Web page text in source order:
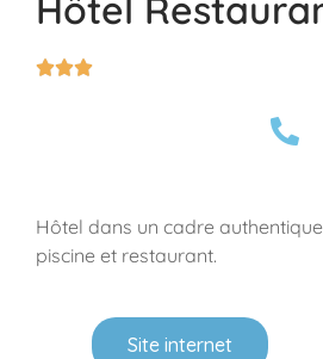
Hôtel

Hôtel dans un cadre
piscine et restaurant.
Site internet